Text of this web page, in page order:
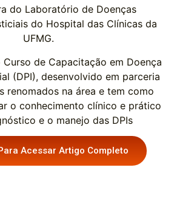
do Laboratório de Doenças
do Hospital das Clínicas da
UFMG.
de Capacitação em Doença
(DPI), desenvolvido em parceria
renomados na área e tem como
o conhecimento clínico e prático
e o manejo das DPIs
Acessar Artigo Completo